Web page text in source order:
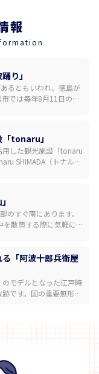
験はプライベート
基本、洋室バスト
の外）はオプシ
ておりません。必
ん。オプションで
mail：
報
り」
るともいわれ、徳島が
では毎年8月11日の前
わせた大編成での一糸
ます。
tonaru」
した観光施設「tonaru
SHIMADA（トナル島
しめます。建築家・増
築も見どころです。
のすぐ南にあります。
散策する際に気軽に立
30分程度で登り切れる
らと438号からの二つ
との阿波おどり会館から
。
「阿波十郎兵衛屋
モデルとなった江戸時
です。国の重要無形民
います。【有料】